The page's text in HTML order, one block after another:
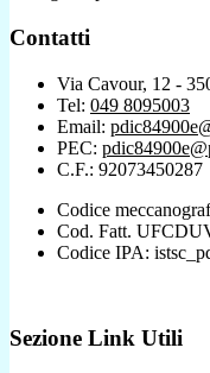
Contatti
Via Cavour, 12 -
Tel: 049 8095003
Email:
PEC:
C.F.: 92073450287
Codice
Cod. Fatt.
Codice IPA:
Sezione Link Utili